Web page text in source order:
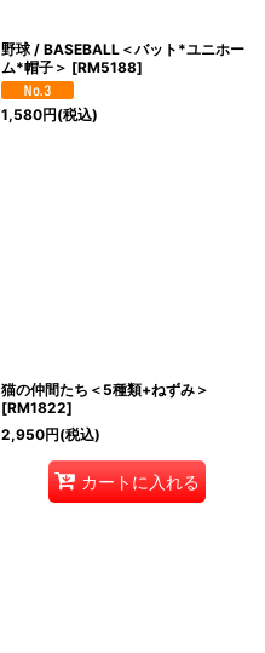
野球 / BASEBALL＜バット*ユニホー
ム*帽子＞ [RM5188]
1,580円(税込)
猫の仲間たち＜5種類+ねずみ＞
[RM1822]
2,950円(税込)
カートに入れる